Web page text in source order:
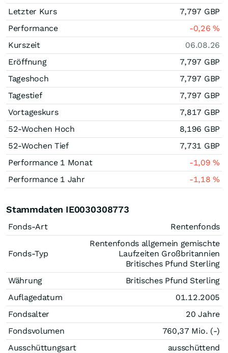
Letzter Kurs 7,797 GBP
Performance
-0,26%
Kurszeit
06.08.26
Eröffnung
7,797 GBP
Tageshoch
7,797 GBP
Tagestief
7,797 GBP
Vortageskurs
7,817 GBP
52-Wochen Hoch
8,196 GBP
52-Wochen Tief
7,731 GBP
Performance 1 Monat
-1,09%
Performance 1 Jahr
-1,18%
Stammdaten IE0030308773
Fonds-Art Rentenfonds
Fonds-Typ
Rentenfonds allgemein gemischte
Laufzeiten Großbritannien
Britisches Pfund Sterling
Währung
Britisches Pfund Sterling
Auflagedatum
01.12.2005
Fondsalter
20 Jahre
Fondsvolumen
760,37 Mio. (-)
Ausschüttungsart
ausschüttend